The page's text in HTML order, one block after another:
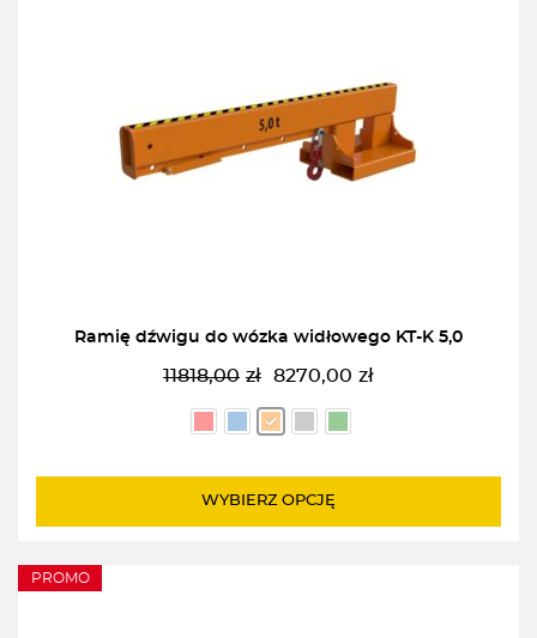
Ramię dźwigu do wózka widłowego KT-K 5,0
11818,00 zł
Pierwotna
cena
wynosiła:
8270,00 zł
Aktualna
cena
wynosi:
WYBIERZ OPCJĘ
PROMO